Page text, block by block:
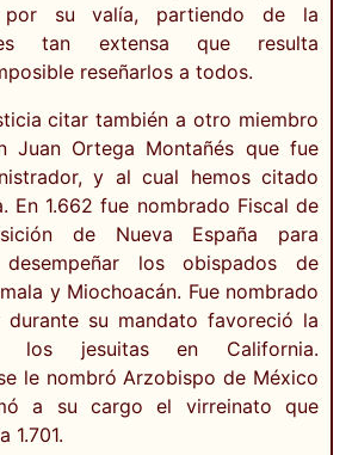
por su valía, partiendo de la
es tan extensa que resulta
reseñarlos a todos.
citar también a otro miembro
Juan Ortega Montañés que fue
y al cual hemos citado
En 1.662 fue nombrado Fiscal de
de Nueva España para
desempeñar los obispados de
y Miochoacán. Fue nombrado
su mandato favoreció la
los jesuitas en California.
le nombró Arzobispo de México
a su cargo el virreinato que
1.701.